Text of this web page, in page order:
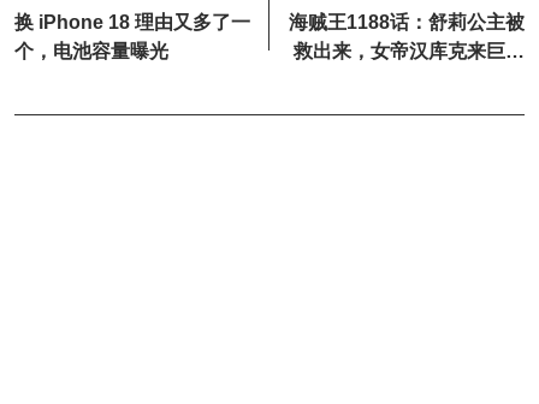
换 iPhone 18 理由又多了一
个，电池容量曝光
海贼王1188话：舒莉公主被
救出来，女帝汉库克来巨人